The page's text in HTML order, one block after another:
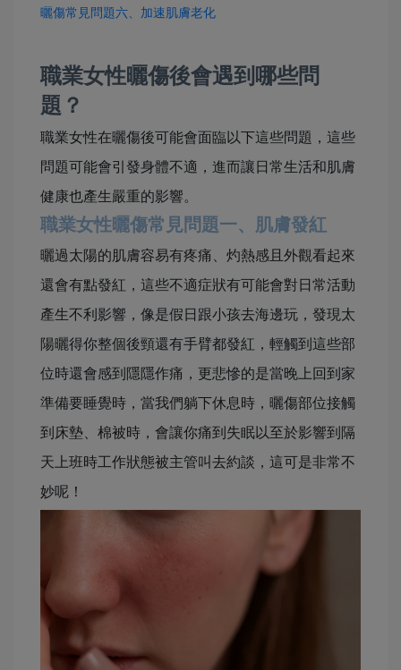
曬傷常見問題六、加速肌膚老化
職業女性曬傷後會遇到哪些問
題？
職業女性在曬傷後可能會面臨以下這些問題，這些
問題可能會引發身體不適，進而讓日常生活和肌膚
健康也產生嚴重的影響。
職業女性曬傷常見問題一、肌膚發紅
曬過太陽的肌膚容易有疼痛、灼熱感且外觀看起來
還會有點發紅，這些不適症狀有可能會對日常活動
產生不利影響，像是假日跟小孩去海邊玩，發現太
陽曬得你整個後頸還有手臂都發紅，輕觸到這些部
位時還會感到隱隱作痛，更悲慘的是當晚上回到家
準備要睡覺時，當我們躺下休息時，曬傷部位接觸
到床墊、棉被時，會讓你痛到失眠以至於影響到隔
天上班時工作狀態被主管叫去約談，這可是非常不
妙呢！